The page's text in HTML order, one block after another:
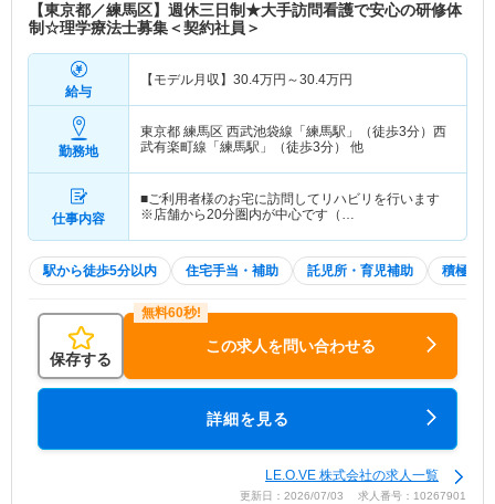
【東京都／練馬区】週休三日制★大手訪問看護で安心の研修体
制☆理学療法士募集＜契約社員＞
給与
【モデル月収】 30.4万円～30.4万円
勤務地
東京都 練馬区 西武池袋線「練馬駅」（徒歩3分）西
武有楽町線「練馬駅」（徒歩3分） 他
仕事内容
■ご利用者様のお宅に訪問してリハビリを行います
※店舗から20分圏内が中心です（…
駅から徒歩5分以内 住宅手当・補助 託児所・育児補助 積極採
保存する
この求人を問い合わせる
詳細を見る
LE.O.VE 株式会社の求人一覧
更新日：2026/07/03 求人番号：10267901